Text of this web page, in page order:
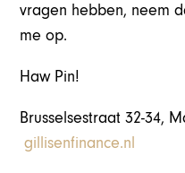
vragen hebben, neem
me op.
Haw Pin!
Brusselsestraat 32-34,
gillisenfinance.nl